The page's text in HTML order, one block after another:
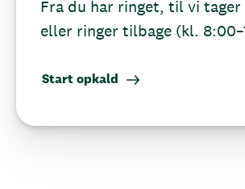
Fra du har ringet, til vi tager
eller ringer tilbage (kl.
Start opkald